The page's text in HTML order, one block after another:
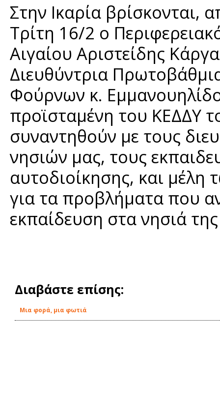
Στην Ικαρία βρίσκονται,
Τρίτη 16/2 ο
Αιγαίου Αριστείδης
Διευθύντρια
Φούρνων κ.
προϊσταμένη του ΚΕΔΔΥ
συναντηθούν με τους
νησιών μας, τους
αυτοδιοίκησης, και
για τα προβλήματα που
εκπαίδευση στα νησιά
Διαβάστε επίσης:
Μια φορά, μια φωτιά